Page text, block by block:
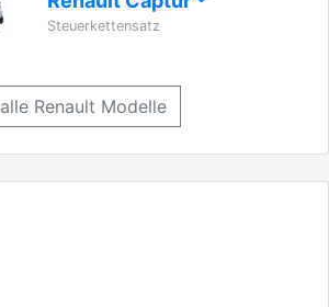
Steuerkettensatz
alle Renault Modelle